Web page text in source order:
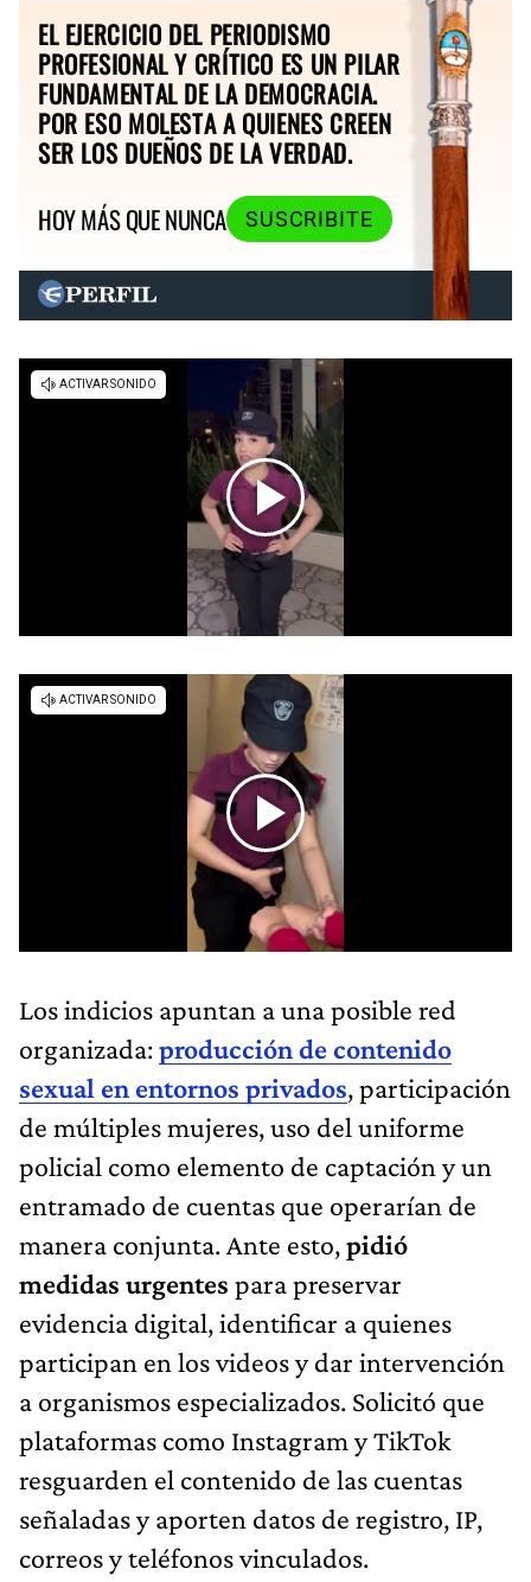
EL EJERCICIO DEL PERIODISMO
PROFESIONAL Y CRÍTICO ES UN PILAR
FUNDAMENTAL DE LA DEMOCRACIA.
POR ESO MOLESTA A QUIENES CREEN
SER LOS DUEÑOS DE LA VERDAD.
HOY MÁS QUE NUNCA
SUSCRIBITE
Los indicios apuntan a una posible red
organizada:producción de contenido
sexual en entornos privados, participación
de múltiples mujeres, uso del uniforme
policial como elemento de captación y un
entramado de cuentas que operarían de
manera conjunta. Ante esto,pidió
medidas urgentes para preservar
evidencia digital, identificar a quienes
participan en los videos y dar intervención
a organismos especializados. Solicitó que
plataformas como Instagram y TikTok
resguarden el contenido de las cuentas
señaladas y aporten datos de registro, IP,
correos y teléfonos vinculados.